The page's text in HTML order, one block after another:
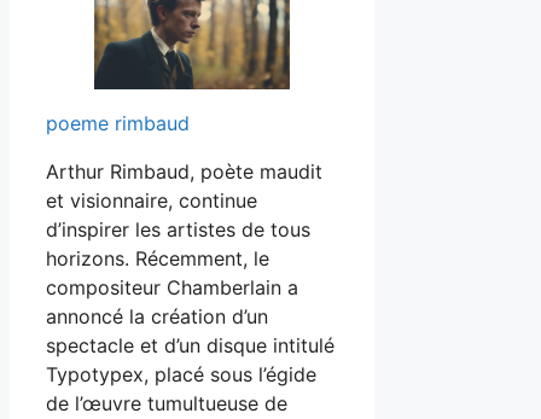
poeme rimbaud
Arthur Rimbaud, poète maudit
et visionnaire, continue
d’inspirer les artistes de tous
horizons. Récemment, le
compositeur Chamberlain a
annoncé la création d’un
spectacle et d’un disque intitulé
Typotypex, placé sous l’égide
de l’œuvre tumultueuse de